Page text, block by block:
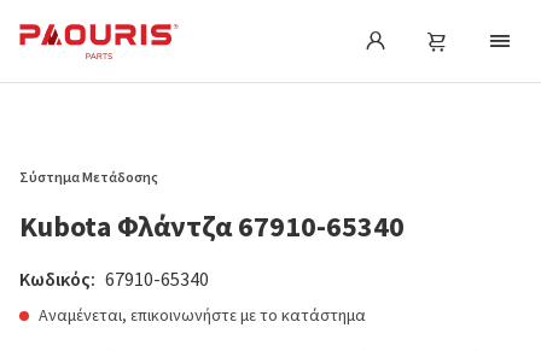
Σύστημα Μετάδοσης
Kubota Φλάντζα 67910-65340
Κωδικός: 67910-65340
Αναμένεται, επικοινωνήστε με το κατάστημα